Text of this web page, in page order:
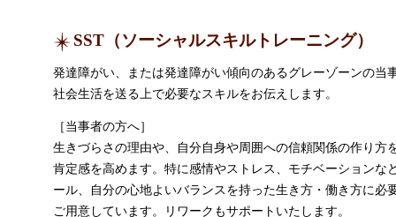
SST（ソーシャルスキルトレーニング）
発達障がい、または発達障がい傾向のあるグレーゾーンの当
社会生活を送る上で必要なスキルをお伝えします。
［当事者の方へ］
生きづらさの理由や、自分自身や周囲への信頼関係の作り方
肯定感を高めます。特に感情やストレス、モチベーションな
ール、自分の心地よいバランスを持った生き方・働き方に必
ご用意しています。リワークもサポートいたします。